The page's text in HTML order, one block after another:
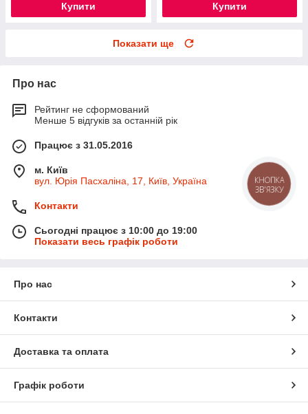
Купити Купити
Показати ще
Про нас
Рейтинг не сформований
Менше 5 відгуків за останній рік
Працює з 31.05.2016
м. Київ
вул. Юрія Пасхаліна, 17, Київ, Україна
Контакти
Сьогодні працює з 10:00 до 19:00
Показати весь графік роботи
Про нас
Контакти
Доставка та оплата
Графік роботи
КНОПКА
ЗВ'ЯЗКУ